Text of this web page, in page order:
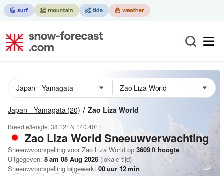
Japan - Yamagata (20) Zao Liza World
Breedte/lengte:38.12° N 140.40° E
Zao Liza World Sneeuwverwachting
Sneeuwvoorspelling voor Zao Liza World op 3609ft hoogte
Uitgegeven: 8 am 08 Aug 2026 (lokale tijd)
Sneeuwvoorspelling bijgewerkt 00uur 12min